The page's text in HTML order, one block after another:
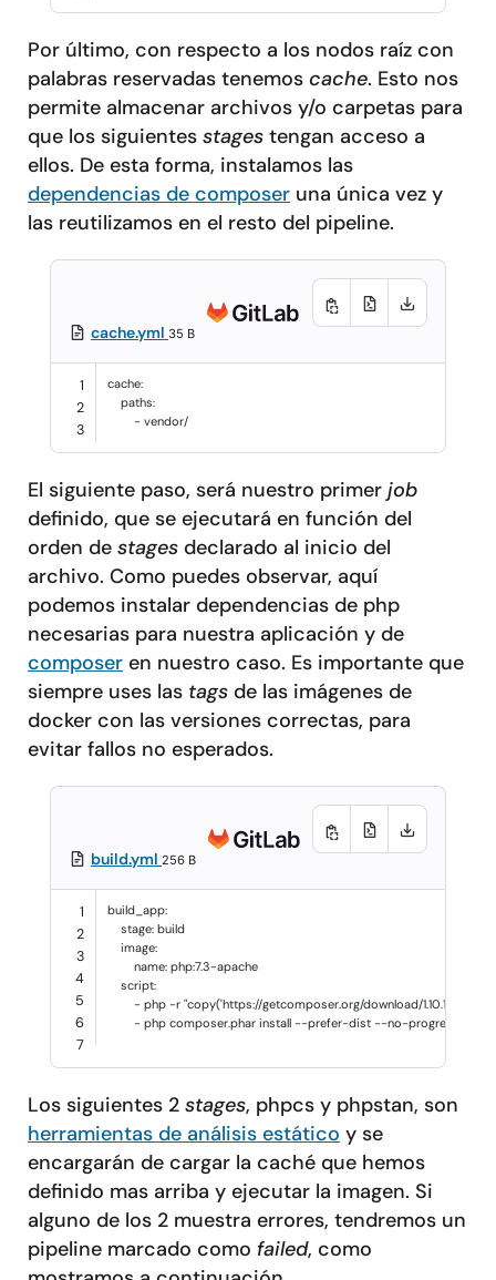
Por último, con respecto a los nodos raíz con
palabras reservadas tenemos cache. Esto nos
permite almacenar archivos y/o carpetas para
que los siguientes stages tengan acceso a
ellos. De esta forma, instalamos las
dependencias de composer una única vez y
las reutilizamos en el resto del pipeline.
cache.yml 35 B
1
2
3
cache:
paths:
- vendor/
El siguiente paso, será nuestro primer job
definido, que se ejecutará en función del
orden de stages declarado al inicio del
archivo. Como puedes observar, aquí
podemos instalar dependencias de php
necesarias para nuestra aplicación y de
composer en nuestro caso. Es importante que
siempre uses las tags de las imágenes de
docker con las versiones correctas, para
evitar fallos no esperados.
build.yml 256 B
1
2
3
4
5
6
7
build_app:
stage: build
image:
name: php:7.3-apache
script:
- php -r "copy('https://getcomposer.org/download/1.10.17/
- php composer.phar install --prefer-dist --no-progress --
Los siguientes 2 stages, phpcs y phpstan, son
herramientas de análisis estático y se
encargarán de cargar la caché que hemos
definido mas arriba y ejecutar la imagen. Si
alguno de los 2 muestra errores, tendremos un
pipeline marcado como failed, como